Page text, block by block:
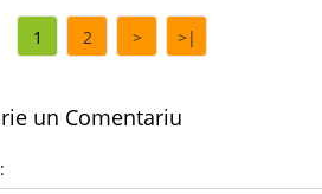
1 2 > >|
un Comentariu